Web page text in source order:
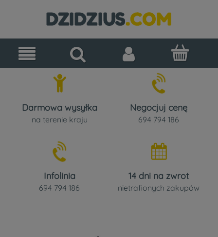
Darmowa wysyłka
na terenie kraju
Negocjuj cenę
694 794 186
Infolinia
694 794 186
14 dni na zwrot
nietrafionych zakupów